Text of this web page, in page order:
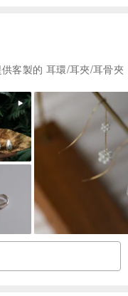
受退換貨。
於收貨後七天內聯絡我
常配戴下不易破損。
裝盒中於陰涼乾燥處收
客製的 耳環/耳夾/耳骨夾